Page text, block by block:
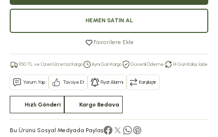
HEMEN SATIN AL
Favorilere Ekle
950 TL ve Üzeri Ücretsiz Kargo Aynı Gün Kargo Güvenli Ödeme 14 Gün Kolay İade
Yorum Yap Tavsiye Et Fiyat Alarmı Karşılaştır
Hızlı Gönderi Kargo Bedava
Bu Ürünü Sosyal Medyada Paylaş